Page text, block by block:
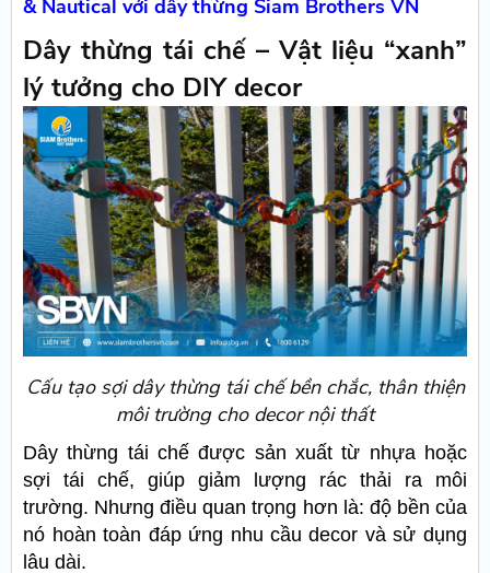
& Nautical với dây thừng Siam Brothers VN
Dây thừng tái chế – Vật liệu “xanh”
lý tưởng cho DIY decor
Cấu tạo sợi dây thừng tái chế bền chắc, thân thiện
môi trường cho decor nội thất
Dây thừng tái chế được sản xuất từ nhựa hoặc
sợi tái chế, giúp giảm lượng rác thải ra môi
trường. Nhưng điều quan trọng hơn là: độ bền của
nó hoàn toàn đáp ứng nhu cầu decor và sử dụng
lâu dài.